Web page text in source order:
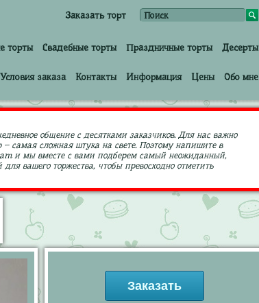
Заказать торт
торты Свадебные торты Праздничные торты Десерты
Условия заказа Контакты Информация Цены Обо мне
общение с десятками заказчиков. Для нас важно
самая сложная штука на свете. Поэтому напишите в
и мы вместе с вами подберем самый неожиданный,
вашего торжества, чтобы превосходно отметить
Заказать